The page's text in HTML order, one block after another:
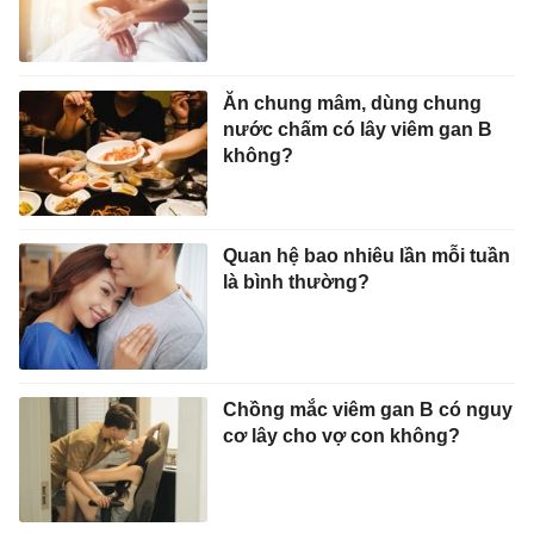
Ăn chung mâm, dùng chung
nước chấm có lây viêm gan B
không?
Quan hệ bao nhiêu lần mỗi tuần
là bình thường?
Chồng mắc viêm gan B có nguy
cơ lây cho vợ con không?